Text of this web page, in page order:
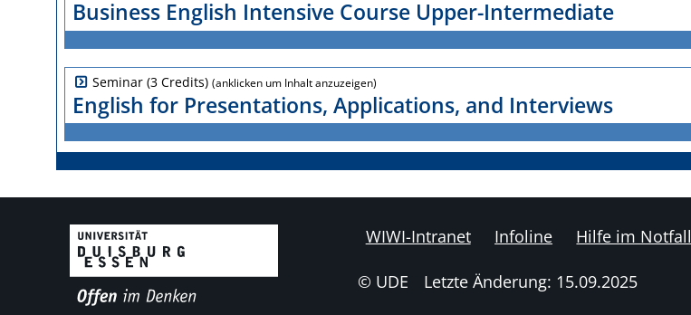
Business English Intensive Course Upper-Intermediate
Seminar (3 Credits)
English for Presentations, Applications, and Interviews
WIWI-Intranet Infoline Hilfe im Notfall
© UDE Letzte Änderung: 15.09.2025